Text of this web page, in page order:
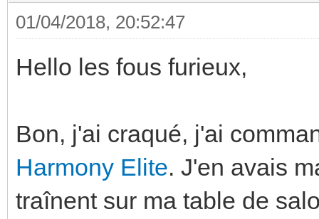
01/04/2018, 20:52:47
Hello les fous furieux,
Bon, j'ai craqué, j'ai
Harmony Elite. J'en avais
traînent sur ma table de